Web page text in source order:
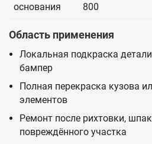
основания
800
Область применения
Локальная подкраска
бампер
Полная перекраска кузова
элементов
Ремонт после рихтовки,
повреждённого участка